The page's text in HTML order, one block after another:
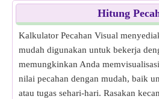
Hitung
Kalkulator Pecahan Visual
mudah digunakan untuk bekerja
memungkinkan Anda
nilai pecahan dengan mudah, baik
atau tugas sehari-hari. Rasakan